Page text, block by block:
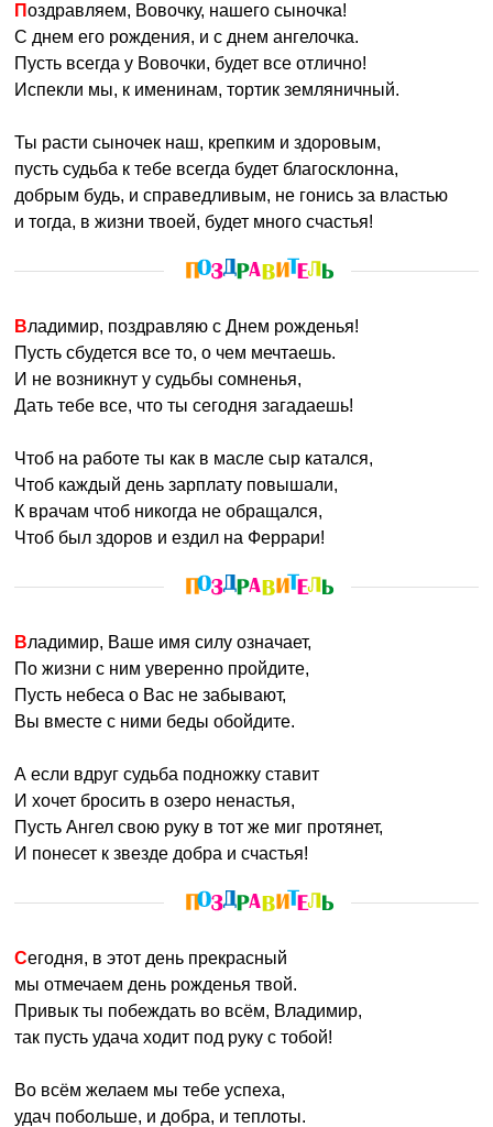
Поздравляем, Вовочку, нашего сыночка!
С днем его рождения, и с днем ангелочка.
Пусть всегда у Вовочки, будет все отлично!
Испекли мы, к именинам, тортик земляничный.
Ты расти сыночек наш, крепким и здоровым,
пусть судьба к тебе всегда будет благосклонна,
добрым будь, и справедливым, не гонись за властью
и тогда, в жизни твоей, будет много счастья!
Владимир, поздравляю с Днем рожденья!
Пусть сбудется все то, о чем мечтаешь.
И не возникнут у судьбы сомненья,
Дать тебе все, что ты сегодня загадаешь!
Чтоб на работе ты как в масле сыр катался,
Чтоб каждый день зарплату повышали,
К врачам чтоб никогда не обращался,
Чтоб был здоров и ездил на Феррари!
Владимир, Ваше имя силу означает,
По жизни с ним уверенно пройдите,
Пусть небеса о Вас не забывают,
Вы вместе с ними беды обойдите.
А если вдруг судьба подножку ставит
И хочет бросить в озеро ненастья,
Пусть Ангел свою руку в тот же миг протянет,
И понесет к звезде добра и счастья!
Сегодня, в этот день прекрасный
мы отмечаем день рожденья твой.
Привык ты побеждать во всём, Владимир,
так пусть удача ходит под руку с тобой!
Во всём желаем мы тебе успеха,
удач побольше, и добра, и теплоты.